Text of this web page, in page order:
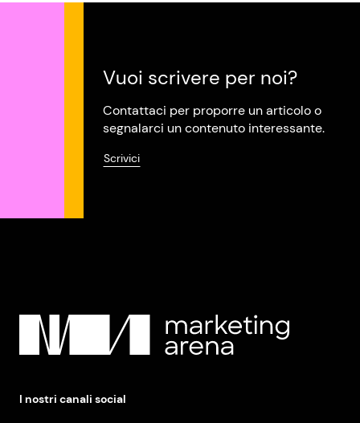
Vuoi scrivere per noi?
Contattaci per proporre un articolo o
segnalarci un contenuto interessante.
Scrivici
I nostri canali social